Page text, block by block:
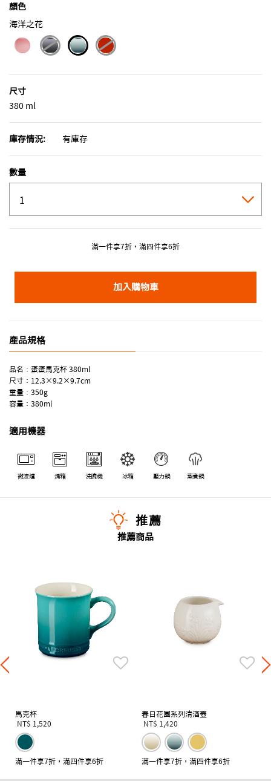
顏色
海洋之花
尺寸
380 ml
庫存情況: 有庫存
數量
滿一件享7折，滿四件享6折
加入購物車
產品規格
品名：蛋蛋馬克杯 380ml
尺寸：12.3×9.2×9.7cm
重量：350g
容量：380ml
適用機器
微波爐 烤箱 洗碗機 冰箱 壓力鍋 蒸煮鍋
推薦
推薦商品
馬克杯
NT$ 1,520
滿一件享7折，滿四件享6折
春日花園系列清酒壺
NT$ 1,420
滿一件享7折，滿四件享6折